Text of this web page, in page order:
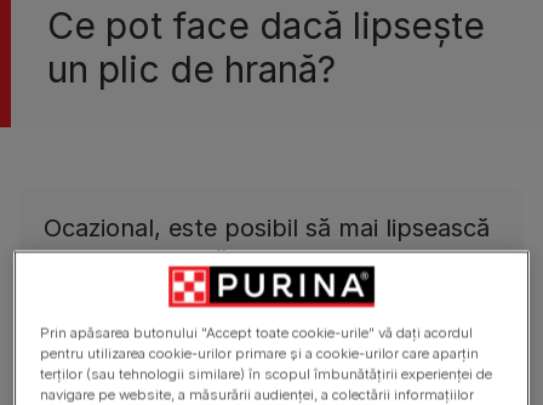
Ce pot face dacă lipseşte
un plic de hrană?
Ocazional, este posibil să mai lipsească
un plic de hrană din cauza erorii umane
sau a erorii unei maşinării. Dacă se
întâmplă acest lucru, află ce poţi face
aici.
Prin apăsarea butonului "Accept toate cookie-urile" vă dați acordul
pentru utilizarea cookie-urilor primare și a cookie-urilor care aparțin
terților (sau tehnologii similare) în scopul îmbunătățirii experienței de
navigare pe website, a măsurării audienței, a colectării informațiilor